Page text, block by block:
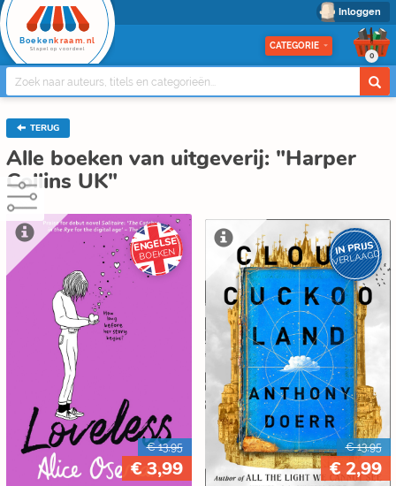
Inloggen
Boeken kraam.nl
Stapel op voordeel CATEGORIE
0
TERUG
Alle boeken van uitgeverij: "Harper
Collins UK"
ENGELSE
BOEKEN
€ 13,95
€ 3,99
IN PRIJS
VERLAAGD
€ 13,95
€ 2,99